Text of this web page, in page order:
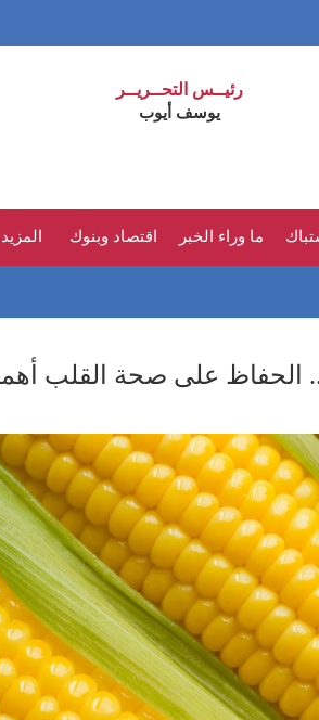
رئيــس التحــريــر
يوسف أيوب
ما وراء الخبر اقتصاد وبنوك المزيد
الحفاظ على صحة القلب